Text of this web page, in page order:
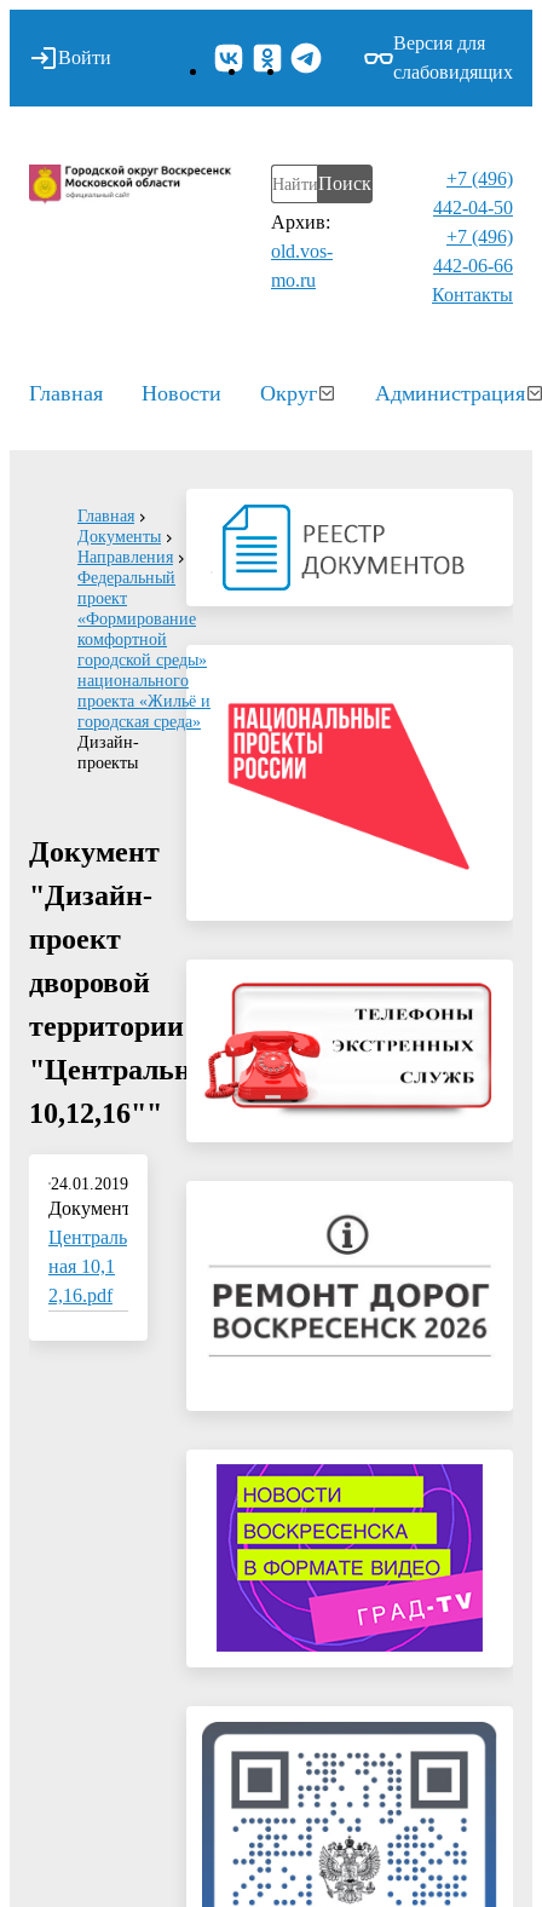
Войти
Версия для
слабовидящих
Поиск
Архив:
old.vos-
mo.ru
+7 (496)
442-04-50
+7 (496)
442-06-66
Контакты⁠
Главная Новости Округ Администрация
Главная
Документы
Направления
Федеральный
проект
«Формирование
комфортной
городской среды»
национального
проекта «Жильё и
городская среда»
Дизайн-
проекты
Документ
"Дизайн-
проект
дворовой
территории
"Центральная
10,12,16""
24.01.2019
Документ:
Централь
ная 10,1
2,16.pdf